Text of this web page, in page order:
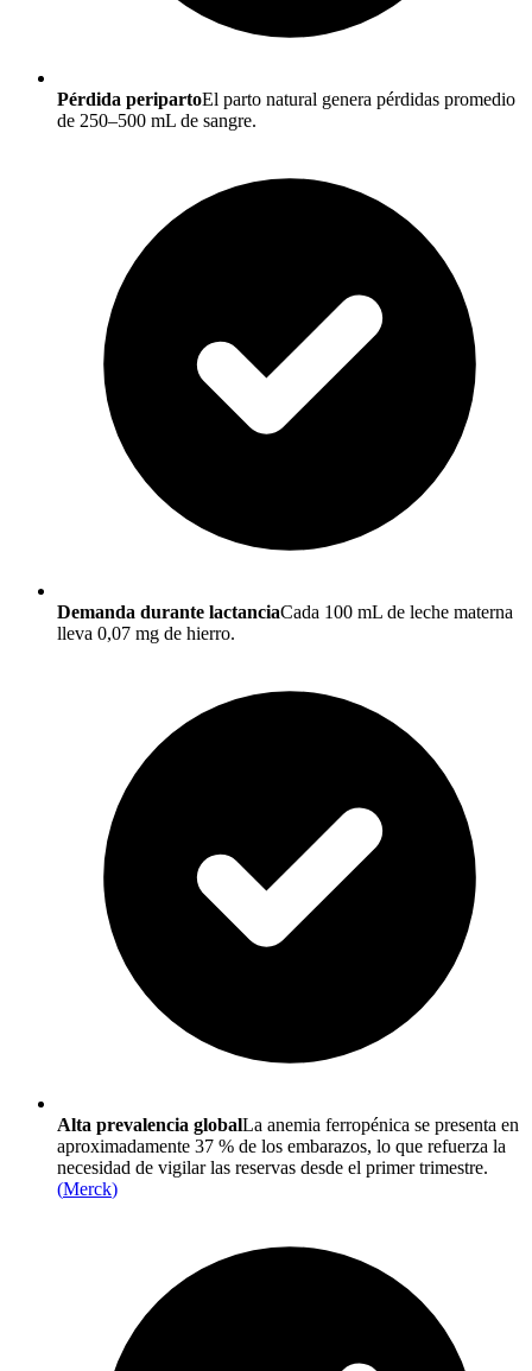
Pérdida peripartoEl parto natural genera pérdidas promedio
de 250–500 mL de sangre.
Demanda durante lactanciaCada 100 mL de leche materna
lleva 0,07 mg de hierro.
Alta prevalencia globalLa anemia ferropénica se presenta en
aproximadamente 37 % de los embarazos, lo que refuerza la
necesidad de vigilar las reservas desde el primer trimestre.
(Merck)